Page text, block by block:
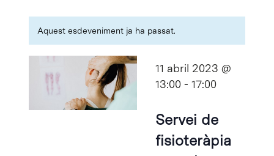
Aquest esdeveniment ja ha passat.
11 abril 2023 @
13:00- 17:00
Servei de
fisioteràpia